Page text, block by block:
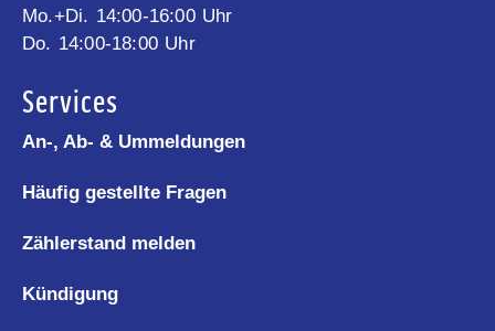
Mo.+Di. 14:00-16:00 Uhr
Do. 14:00-18:00 Uhr
Services
An-, Ab- & Ummeldungen
Häufig gestellte Fragen
Zählerstand melden
Kündigung